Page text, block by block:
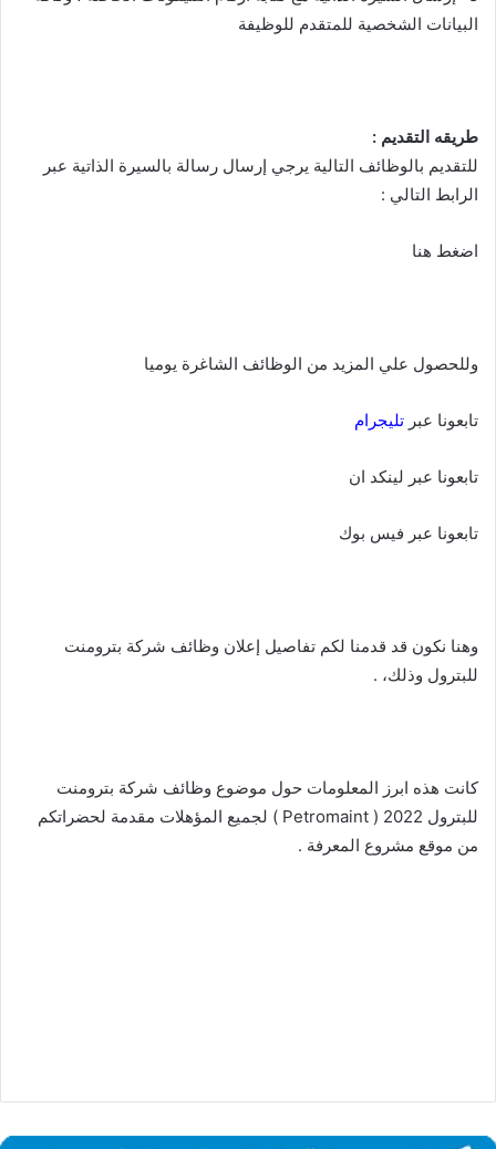
البيانات الشخصية للمتقدم للوظيفة
طريقه التقديم :
للتقديم بالوظائف التالية يرجي إرسال رسالة بالسيرة الذاتية عبر
الرابط التالي :
اضغط هنا
وللحصول علي المزيد من الوظائف الشاغرة يوميا
تابعونا عبر تليجرام
تابعونا عبر لينكد ان
تابعونا عبر فيس بوك
وهنا نكون قد قدمنا لكم تفاصيل إعلان وظائف شركة بترومنت
للبترول وذلك، .
كانت هذه ابرز المعلومات حول موضوع وظائف شركة بترومنت
للبترول 2022 ( Petromaint ) لجميع المؤهلات مقدمة لحضراتكم
من موقع مشروع المعرفة .